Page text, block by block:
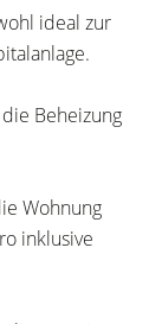
ideal zur
Beheizung
Wohnung
inklusive